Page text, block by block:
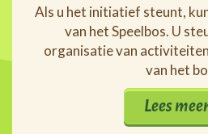
Als u het initiatief steunt,
van het Speelbos. U
organisatie van
van het
Lees